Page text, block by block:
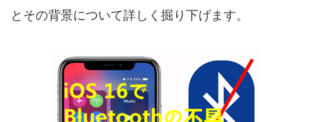
とその背景について詳しく掘り下げます。